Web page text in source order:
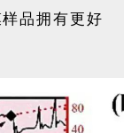
品拥有更好